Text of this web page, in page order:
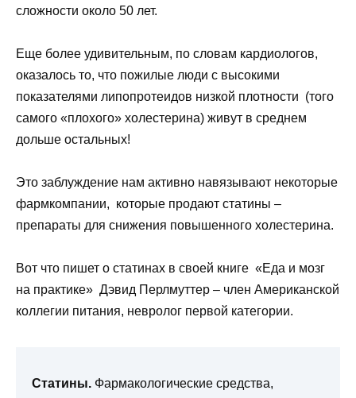
сложности около 50 лет.
Еще более удивительным, по словам кардиологов,
оказалось то, что пожилые люди с высокими
показателями липопротеидов низкой плотности (того
самого «плохого» холестерина) живут в среднем
дольше остальных!
Это заблуждение нам активно навязывают некоторые
фармкомпании, которые продают статины –
препараты для снижения повышенного холестерина.
Вот что пишет о статинах в своей книге «Еда и мозг
на практике» Дэвид Перлмуттер – член Американской
коллегии питания, невролог первой категории.
Статины. Фармакологические средства,